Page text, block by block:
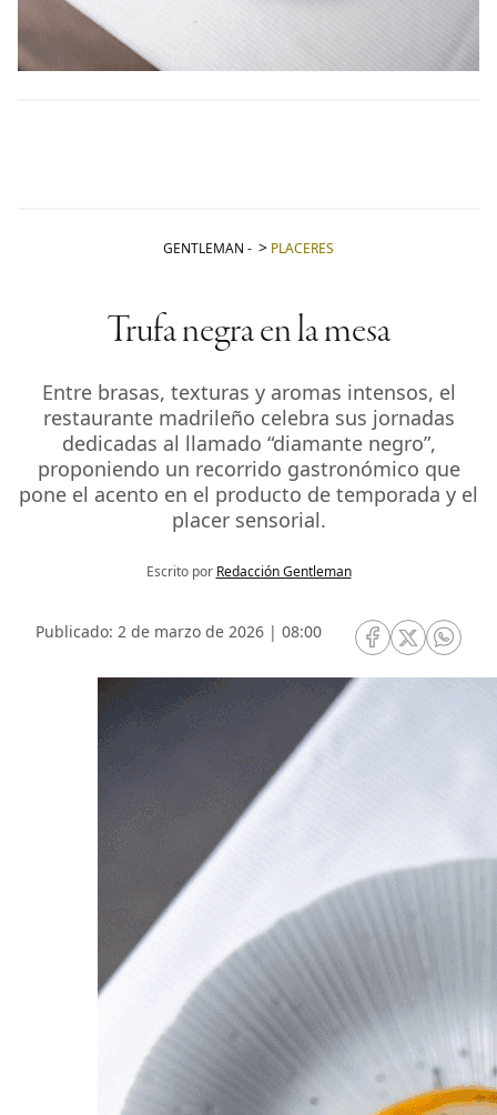
GENTLEMAN - PLACERES
Trufa negra en la mesa
Entre brasas, texturas y aromas intensos, el
restaurante madrileño celebra sus jornadas
dedicadas al llamado “diamante negro”,
proponiendo un recorrido gastronómico que
pone el acento en el producto de temporada y el
placer sensorial.
Escrito por Redacción Gentleman
Publicado: 2 de marzo de 2026 | 08:00
RRSS Facebook
RRSSRRSS